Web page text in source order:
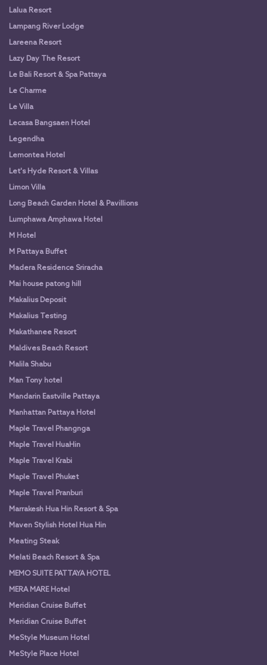
Lalua Resort
Lampang River Lodge
Lareena Resort
Lazy Day The Resort
Le Bali Resort & Spa Pattaya
Le Charme
Le Villa
Lecasa Bangsaen Hotel
Legendha
Lemontea Hotel
Let's Hyde Resort & Villas
Limon Villa
Long Beach Garden Hotel & Pavillions
Lumphawa Amphawa Hotel
M Hotel
M Pattaya Buffet
Madera Residence Sriracha
Mai house patong hill
Makalius Deposit
Makalius Testing
Makathanee Resort
Maldives Beach Resort
Malila Shabu
Man Tony hotel
Mandarin Eastville Pattaya
Manhattan Pattaya Hotel
Maple Travel Phangnga
Maple Travel HuaHin
Maple Travel Krabi
Maple Travel Phuket
Maple Travel Pranburi
Marrakesh Hua Hin Resort & Spa
Maven Stylish Hotel Hua Hin
Meating Steak
Melati Beach Resort & Spa
MEMO SUITE PATTAYA HOTEL
MERA MARE Hotel
Meridian Cruise Buffet
Meridian Cruise Buffet
MeStyle Museum Hotel
MeStyle Place Hotel